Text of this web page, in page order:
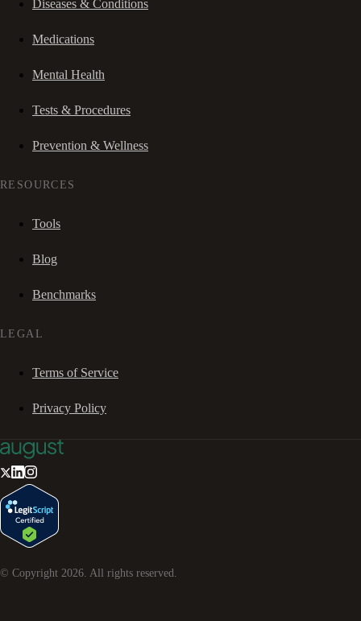
Diseases & Conditions
Medications
Mental Health
Tests & Procedures
Prevention & Wellness
RESOURCES
Tools
Blog
Benchmarks
LEGAL
Terms of Service
Privacy Policy
© Copyright 2026. All rights reserved.